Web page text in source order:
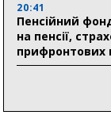
20:41
Пенсійний
на пенсії,
прифронтових